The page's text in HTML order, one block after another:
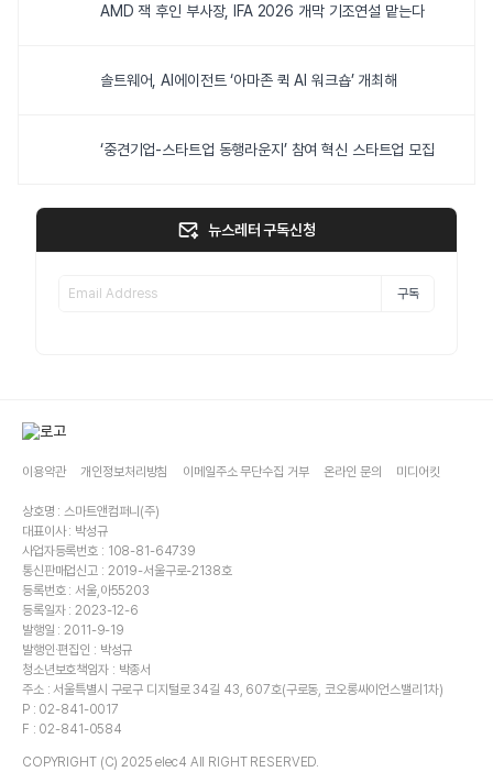
AMD 잭 후인 부사장, IFA 2026 개막 기조연설 맡는다
솔트웨어, AI에이전트 ‘아마존 퀵 AI 워크숍’ 개최해
‘중견기업-스타트업 동행라운지’ 참여 혁신 스타트업 모집
뉴스레터 구독신청
구독
이용약관 개인정보처리방침 이메일주소 무단수집 거부 온라인 문의 미디어킷
상호명 : 스마트앤컴퍼니(주)
대표이사 : 박성규
사업자등록번호 : 108-81-64739
통신판매업신고 : 2019-서울구로-2138호
등록번호 : 서울,아55203
등록일자 : 2023-12-6
발행일 : 2011-9-19
발행인·편집인 : 박성규
청소년보호책임자 : 박종서
주소 : 서울특별시 구로구 디지털로 34길 43, 607호(구로동, 코오롱싸이언스밸리1차)
P : 02-841-0017
F : 02-841-0584
COPYRIGHT (C) 2025 elec4 All RIGHT RESERVED.